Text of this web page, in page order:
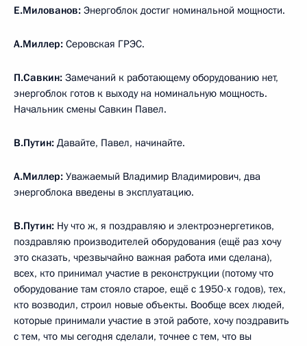
Е.Милованов: Энергоблок достиг номинальной мощности.
А.Миллер: Серовская ГРЭС.
П.Савкин: Замечаний к работающему оборудованию нет,
энергоблок готов к выходу на номинальную мощность.
Начальник смены Савкин Павел.
В.Путин: Давайте, Павел, начинайте.
А.Миллер: Уважаемый Владимир Владимирович, два
энергоблока введены в эксплуатацию.
В.Путин: Ну что ж, я поздравляю и электроэнергетиков,
поздравляю производителей оборудования (ещё раз хочу
это сказать, чрезвычайно важная работа ими сделана),
всех, кто принимал участие в реконструкции (потому что
оборудование там стояло старое, ещё с 1950-х годов), тех,
кто возводил, строил новые объекты. Вообще всех людей,
которые принимали участие в этой работе, хочу поздравить
с тем, что мы сегодня сделали, точнее с тем, что вы